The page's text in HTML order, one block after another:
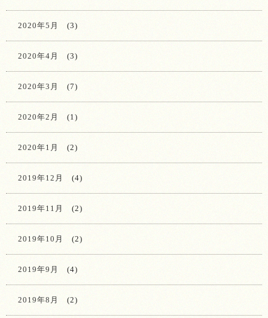
2020年5月 (3)
2020年4月 (3)
2020年3月 (7)
2020年2月 (1)
2020年1月 (2)
2019年12月 (4)
2019年11月 (2)
2019年10月 (2)
2019年9月 (4)
2019年8月 (2)